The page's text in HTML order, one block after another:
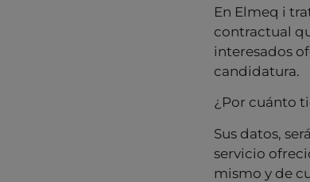
En Elmeq i
contractual
interesados
candidatura.
¿Por cuánto
Sus datos,
servicio
mismo y de